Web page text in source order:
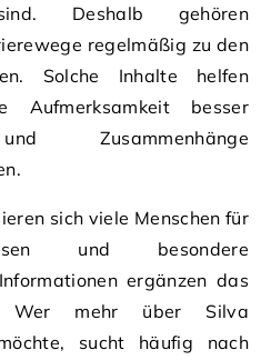
Deshalb gehören
regelmäßig zu den
Solche Inhalte helfen
Aufmerksamkeit besser
Zusammenhänge
sich viele Menschen für
und besondere
ergänzen das
Wer mehr über Silva
sucht häufig nach